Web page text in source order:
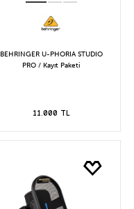
BEHRINGER U-PHORIA STUDIO
PRO / Kayıt Paketi
11.000 TL